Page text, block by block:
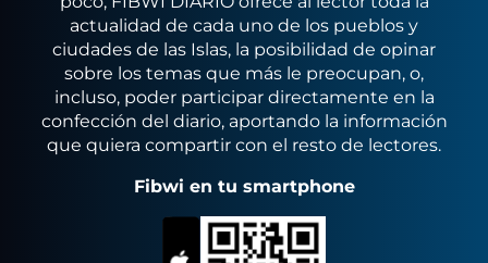
actualidad de cada uno de los pueblos y
ciudades de las Islas, la posibilidad de opinar
sobre los temas que más le preocupan, o,
incluso, poder participar directamente en la
confección del diario, aportando la información
que quiera compartir con el resto de lectores.
Fibwi en tu smartphone